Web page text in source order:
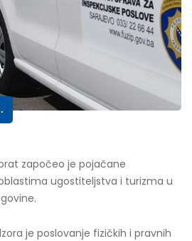
započeo je pojačane
ugostiteljstva i turizma u
je poslovanje fizičkih i pravnih